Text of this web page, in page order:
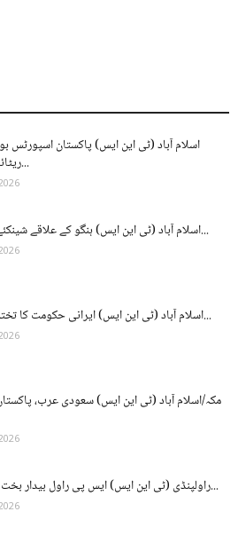
ریٹائرڈ ملازمین...
اسلام آباد (ٹی این ایس) ہنگو کے علاقے شینکئے بانڈہ دلن...
اسلام آباد (ٹی این ایس) ایرانی حکومت کا تختہ الٹنے میں...
مکہ/اسلام آباد (ٹی این ایس) سعودی عرب،
راولپنڈی (ٹی این ایس) ایس پی راول بیدار بخت گوندل کی...